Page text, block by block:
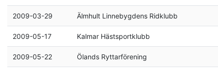
2009-03-29 Älmhult Linnebygdens Ridklubb
2009-05-17 Kalmar Hästsportklubb
2009-05-22 Ölands Ryttarförening